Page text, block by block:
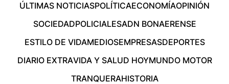
ÚLTIMAS NOTICIASPOLÍTICAECONOMÍAOPINIÓN
SOCIEDADPOLICIALESADN BONAERENSE
ESTILO DE VIDAMEDIOSEMPRESASDEPORTES
DIARIO EXTRAVIDA Y SALUD HOYMUNDO MOTOR
TRANQUERAHISTORIA